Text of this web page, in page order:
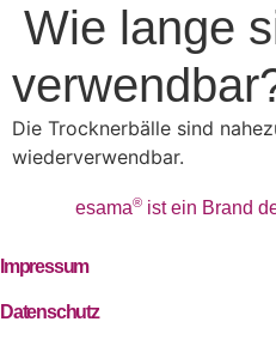
Wie lange
Die Trocknerbälle sind
wiederverwendbar.
esama® ist ein Brand
Impressum
Datenschutz